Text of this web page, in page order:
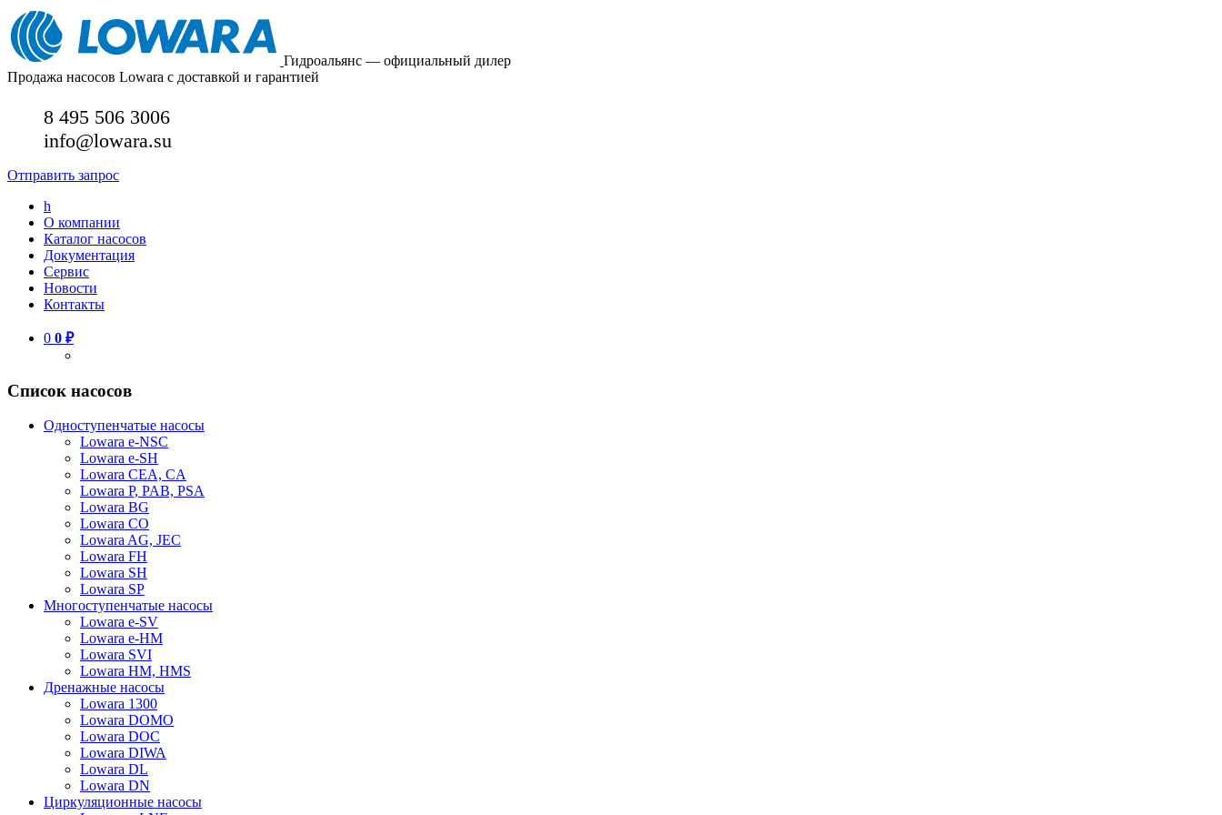
Гидроальянс — официальный дилер
Продажа насосов Lowara с доставкой и гарантией
8 495 506 3006
info@lowara.su
Отправить запрос
h
О компании
Каталог насосов
Документация
Сервис
Новости
Контакты
0 0 ₽
Список насосов
Одноступенчатые насосы
Lowara e-NSC
Lowara e-SH
Lowara CEA, CA
Lowara P, PAB, PSA
Lowara BG
Lowara CO
Lowara AG, JEC
Lowara FH
Lowara SH
Lowara SP
Многоступенчатые насосы
Lowara e-SV
Lowara e-HM
Lowara SVI
Lowara HM, HMS
Дренажные насосы
Lowara 1300
Lowara DOMO
Lowara DOC
Lowara DIWA
Lowara DL
Lowara DN
Циркуляционные насосы